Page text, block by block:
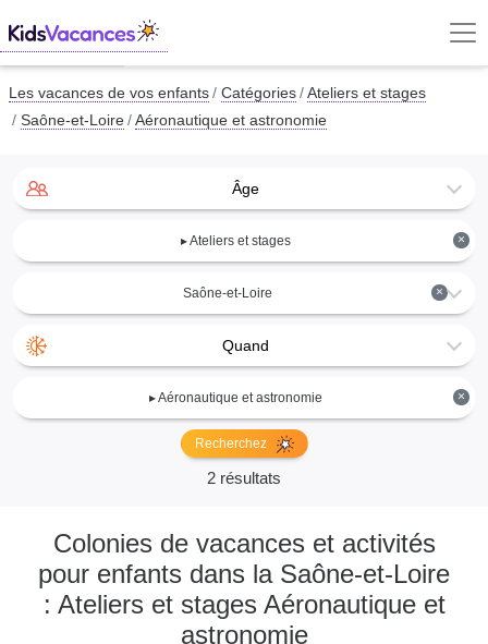
Les vacances de vos enfants Catégories
Ateliers et stages
Saône-et-Loire
Aéronautique et astronomie
Âge
×
▸ Ateliers et stages
×
Saône-et-Loire
Quand
×
▸ Aéronautique et astronomie
Recherchez
2 résultats
Colonies de vacances et activités
pour enfants dans la Saône-et-Loire
: Ateliers et stages Aéronautique et
astronomie